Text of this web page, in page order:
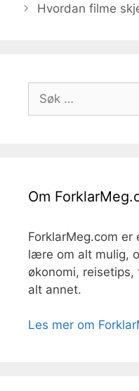
Hvordan filme
etter:
Om
ForklarMeg.com
lære om alt mulig,
økonomi,
alt annet.
Les mer om